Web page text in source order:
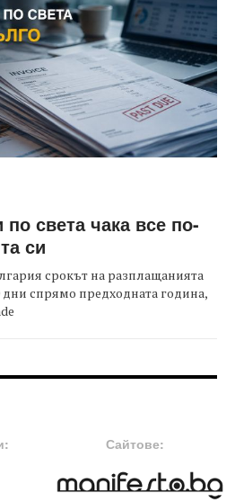
света чака все по-
си
срокът на разплащанията
дни спрямо предходната година,
Сайтове: